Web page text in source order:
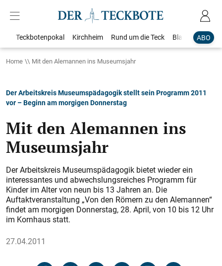
ABO
Teckbotenpokal Kirchheim Rund um die Teck Blaulicht
Home Mit den Alemannen ins Museumsjahr
Der Arbeitskreis Museumspädagogik stellt sein Programm 2011
vor – Beginn am morgigen Donnerstag
Mit den Alemannen ins
Museumsjahr
Der Arbeitskreis Museumspädagogik bietet wieder ein
interessantes und abwechslungsreiches Programm für
Kinder im Alter von neun bis 13 Jahren an. Die
Auftaktveranstaltung „Von den Römern zu den Alemannen“
findet am morgigen Donnerstag, 28. April, von 10 bis 12 Uhr
im Kornhaus statt.
27.04.2011